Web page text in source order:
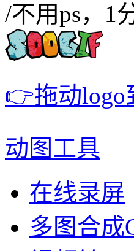
/不用ps，1
👉拖动logo
动图工具
在线录屏
多图合成